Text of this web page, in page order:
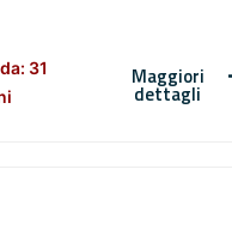
31
Maggiori
dettagli